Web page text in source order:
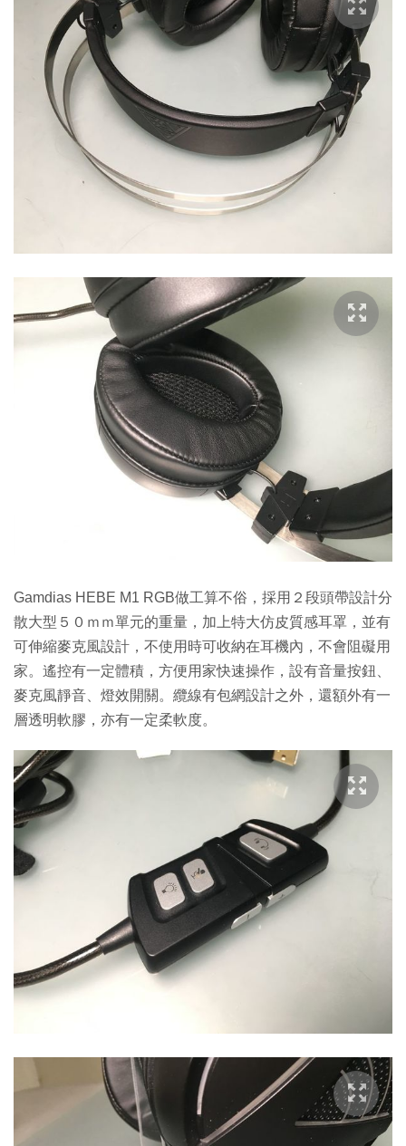
Gamdias HEBE M1 RGB做工算不俗，採用２段頭帶設計分
散大型５０ｍｍ單元的重量，加上特大仿皮質感耳罩，並有
可伸縮麥克風設計，不使用時可收納在耳機內，不會阻礙用
家。遙控有一定體積，方便用家快速操作，設有音量按鈕、
麥克風靜音、燈效開關。纜線有包網設計之外，還額外有一
層透明軟膠，亦有一定柔軟度。